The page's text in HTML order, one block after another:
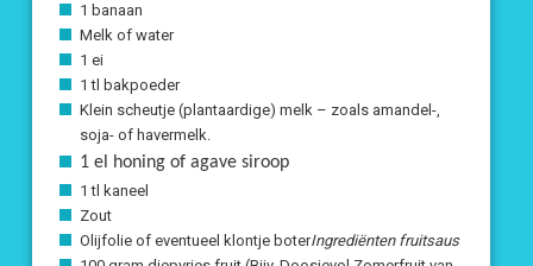
1 banaan
Melk of water
1 ei
1 tl bakpoeder
Klein scheutje (plantaardige) melk – zoals amandel-,
soja- of havermelk.
1 el honing of agave siroop
1 tl kaneel
Zout
Olijfolie of eventueel klontje boterIngrediënten fruitsaus